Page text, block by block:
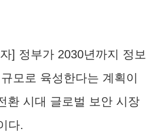
] 정부가 2030년까지 정보
모로 육성한다는 계획이
환 시대 글로벌 보안 시장
다.